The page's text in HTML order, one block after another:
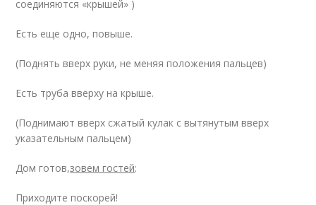
соединяются «крышей» )
Есть еще одно, повыше.
(Поднять вверх руки, не меняя положения пальцев)
Есть труба вверху на крыше.
(Поднимают вверх сжатый кулак с вытянутым вверх
указательным пальцем)
Дом готов,зовем гостей:
Приходите поскорей!